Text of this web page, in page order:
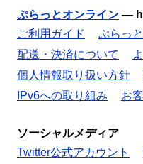
ぷらっとオンライン —
ご利用ガイド
ぷらっ
配送・決済について
個人情報取り扱い方針
IPv6への取り組み
お
ソーシャルメディア
Twitter公式アカウント